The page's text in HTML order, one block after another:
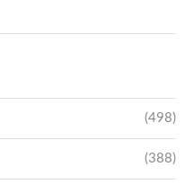
(498)
(388)